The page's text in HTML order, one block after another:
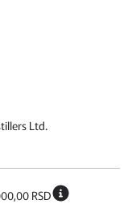
Ltd.
RSD